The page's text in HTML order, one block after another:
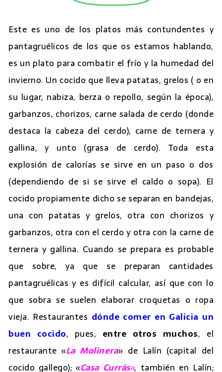
Este es uno de los platos más contundentes y
pantagruélicos de los que os estamos hablando,
es un plato para combatir el frío y la humedad del
invierno. Un cocido que lleva patatas, grelos ( o en
su lugar, nabiza, berza o repollo, según la época),
garbanzos, chorizos, carne salada de cerdo (donde
destaca la cabeza del cerdo), carne de ternera y
gallina, y unto (grasa de cerdo). Toda esta
explosión de calorías se sirve en un paso o dos
(dependiendo de si se sirve el caldo o sopa). El
cocido propiamente dicho se separan en bandejas,
una con patatas y grelos, otra con chorizos y
garbanzos, otra con el cerdo y otra con la carne de
ternera y gallina. Cuando se prepara es probable
que sobre, ya que se preparan cantidades
pantagruélicas y es difícil calcular, así que con lo
que sobra se suelen elaborar croquetas o ropa
vieja. Restaurantes dónde comer en Galicia un
buen cocido, pues, entre otros muchos, el
restaurante «La Molinera» de Lalín (capital del
cocido gallego); «Casa Currás«, también en Lalín;